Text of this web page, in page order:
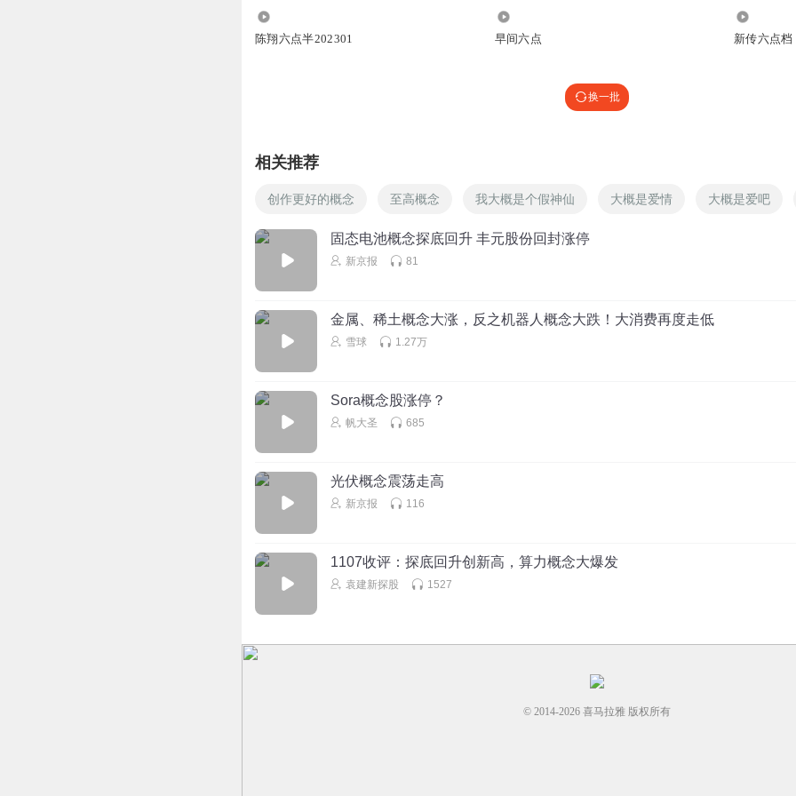
陈翔六点半202301 早间六点 新传六点档
换一批
相关推荐
创作更好的概念 至高概念 我大概是个假神仙 大概是爱情 大概是爱吧
固态电池概念探底回升 丰元股份回封涨停
新京报 81
金属、稀土概念大涨，反之机器人概念大跌！大消费再度走低
雪球 1.27万
Sora概念股涨停？
帆大圣 685
光伏概念震荡走高
新京报 116
1107收评：探底回升创新高，算力概念大爆发
袁建新探股 1527
© 2014-2026 喜马拉雅 版权所有